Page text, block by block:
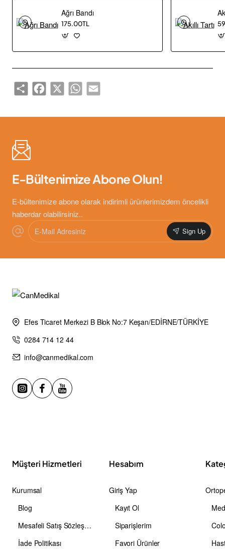
Ağrı Bandı
175.00TL
ShareFacebook
X WhatsAppEmail
E-Bültenimize Abone Olun!
E-bültenimize abone olarak indirimli ürünlerimizdem öncelikli
haberdar olabilirsiniz..
E-
Mail
Adresiniz
Sign Up
Efes Ticaret Merkezi B Blok No:7 Keşan/EDİRNE/TÜRKİYE
0284 714 12 44
info@canmedikal.com
Müşteri Hizmetleri
Kurumsal
Blog
Mesafeli Satış Sözleşmesi
İade Politikası
Hesabım
Giriş Yap
Kayıt Ol
Siparişlerim
Favori Ürünler